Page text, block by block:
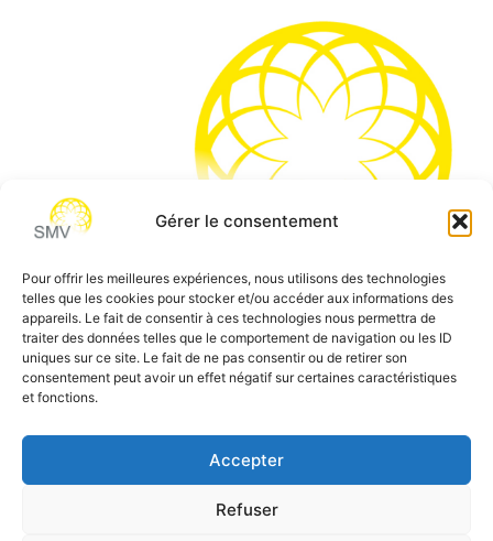
Gérer le consentement
Pour offrir les meilleures expériences, nous utilisons des technologies
telles que les cookies pour stocker et/ou accéder aux informations des
appareils. Le fait de consentir à ces technologies nous permettra de
traiter des données telles que le comportement de navigation ou les ID
uniques sur ce site. Le fait de ne pas consentir ou de retirer son
consentement peut avoir un effet négatif sur certaines caractéristiques
et fonctions.
Accepter
Refuser
SMV permet de vous aider à gagner du temps et vous
permettre de vous concentrer sur l’essentiel de votre
métier
Téléphone:0 805 69 64 75 / 02 37 34 04 04
contact@smvformation.fr
Création & Hébergement Web Cloud par